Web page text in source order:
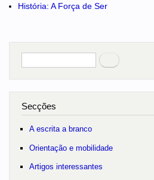
História: A Força de Ser
Pesquisar
Secções
A escrita a branco
Orientação e mobilidade
Artigos interessantes